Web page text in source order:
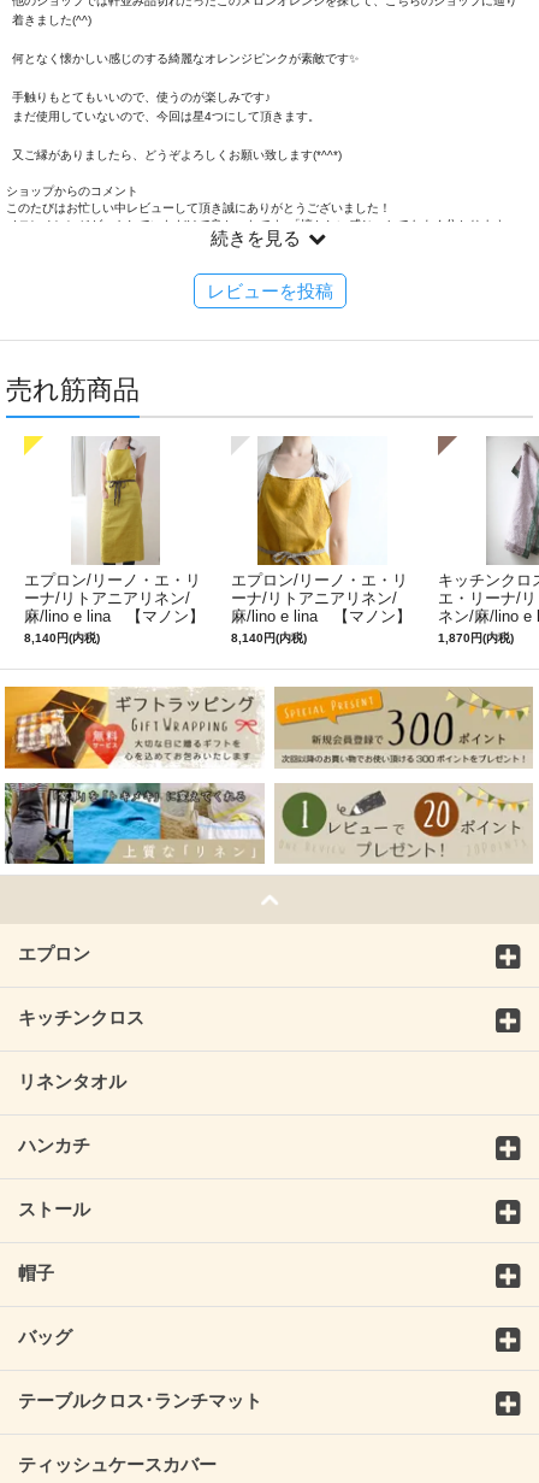
着きました(^^)
何となく懐かしい感じのする綺麗なオレンジピンクが素敵です✨
手触りもとてもいいので、使うのが楽しみです♪
まだ使用していないので、今回は星4つにして頂きます。
又ご縁がありましたら、どうぞよろしくお願い致します(*^^*)
ショップからのコメント
このたびはお忙しい中レビューして頂き誠にありがとうございました！
メロンオレンジゲットしていただけて良かったです♪「懐かしい感じ」とてもよく分かります。
ご検討の皆様にもとても参考になる素敵な表現をありがとうございます！ご愛用頂けましたら幸
ご返信が遅れまして大変申し訳ございませんでした。これに懲りられず今後ともどうぞよろしく
続きを見る
レビューを投稿
売れ筋商品
エプロン/リーノ・エ・リ
ーナ/リトアニアリネン/
麻/lino e lina 【マノン】
ミモザ
8,140円(内税)
エプロン/リーノ・エ・リ
ーナ/リトアニアリネン/
麻/lino e lina 【マノン】
サフランイエロー
8,140円(内税)
キッチンクロ
エ・リーナ/
ネン/麻/lino
ルフィ】パー
1,870円(内税)
エプロン
キッチンクロス
リネンタオル
ハンカチ
ストール
帽子
バッグ
テーブルクロス･ランチマット
ティッシュケースカバー